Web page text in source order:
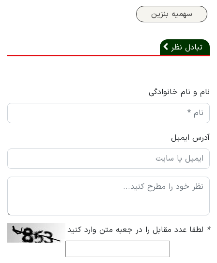
سهمیه بنزین
تبادل نظر
نام و نام خانوادگی
آدرس ایمیل
* لطفا عدد مقابل را در جعبه متن وارد کنید